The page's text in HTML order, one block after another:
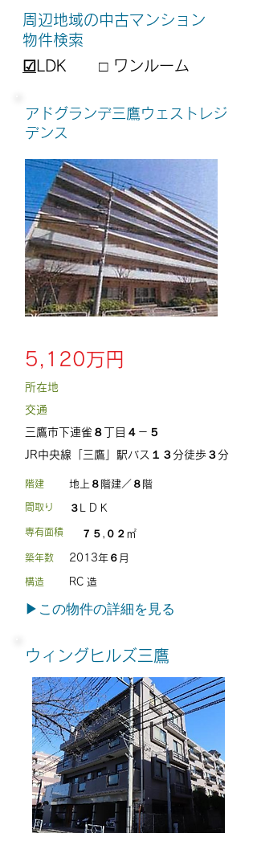
周辺地域の中古マンション
物件検索
☑LDK □ワンルーム
アドグランデ三鷹ウェストレジ
デンス
5,120万円
所在地
交通
三鷹市下連雀８丁目４－５
JR中央線「三鷹」駅バス１３分徒歩３分
階建
間取り
​地上８階建／８階
３L D K
専有面積 ７５,０２㎡
築年数
構造
2013年６月
RC 造
​▶この物件の詳細を見る
ウィングヒルズ三鷹